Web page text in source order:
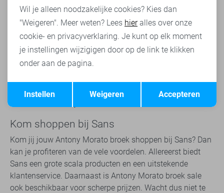
De broeken zijn verkrijgbaar in verschillende maten,
kleuren en lengtes. Wil jij graag een Antony Morato korte
broek sale voor de zomer? Of heb jij een hoger
draagcomfort bij de lange broeken. De kleuren van de
Antony Morato broek is over het algemeen vrij basic.
Daardoor past de broek bij vrijwel iedere stijl. De broeken
gemakkelijk te combineren zijn, kan je gemakkelijk
Kom shoppen bij Sans
Kom jij jouw Antony Morato broek shoppen bij Sans? Dan
kan je profiteren van de vele voordelen. Allereerst biedt
Sans een grote scala producten en een uitstekende
klantenservice. Daarnaast is Antony Morato broek sale
ook beschikbaar voor scherpe prijzen. Wacht dus niet te
Terug Opslaan
Wil je alleen noodzakelijke cookies? Kies dan
"Weigeren". Meer weten? Lees hieralles over onze
cookie- en privacyverklaring. Je kunt op elk moment
je instellingen wijzigigen door op de link te klikken
onder aan de pagina.
Accepteren
Weigeren
Instellen